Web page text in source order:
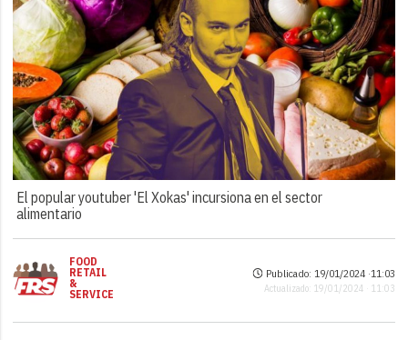
El popular youtuber 'El Xokas' incursiona en el sector
alimentario
FOOD
RETAIL
&
SERVICE
Publicado: 19/01/2024 ·11:03
Actualizado: 19/01/2024 · 11:03